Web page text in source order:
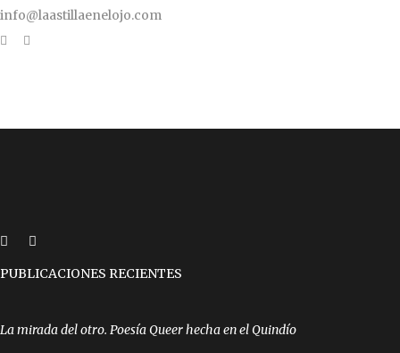
info@laastillaenelojo.com
PUBLICACIONES RECIENTES
La mirada del otro. Poesía Queer hecha en el Quindío